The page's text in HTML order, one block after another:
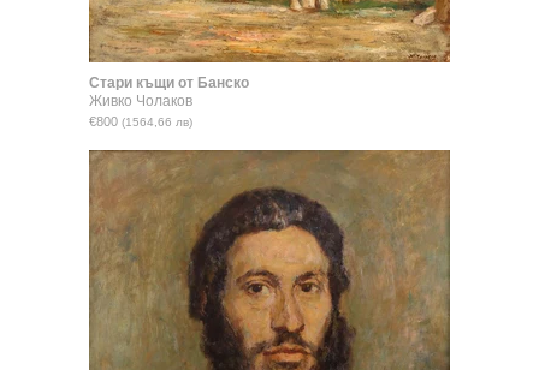
Стари къщи от Банско
Живко Чолаков
€800 (1564,66 лв)